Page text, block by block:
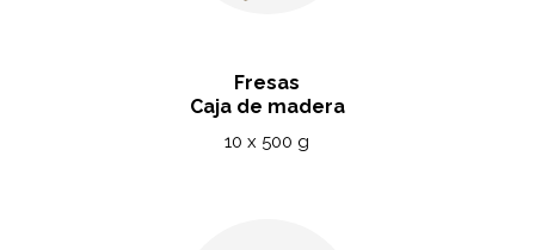
Fresas
Caja de madera
10 x 500 g